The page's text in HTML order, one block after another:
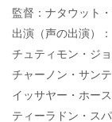
監督：ナタウット
出演（声の出演）：
チュティモン・ジ
チャーノン・サン
イッサヤー・ホー
ティーラドン・ス